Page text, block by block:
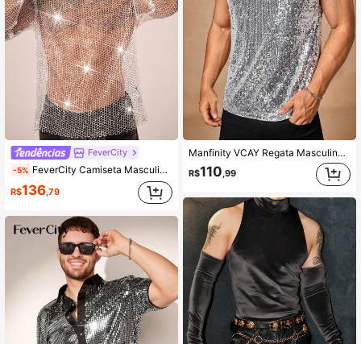
FeverCity
-5% FeverCity Camiseta Masculina de Manga Longa com Gola Barco e Tela Brilhante
R$136,79
Manfinity VCAY Regata Masculina Casual de Malha com Lantejoulas, Ajuste Solto, Moda para Uso Diário, Férias, Presentes do Dia dos Pais, Futebol
R$110,99